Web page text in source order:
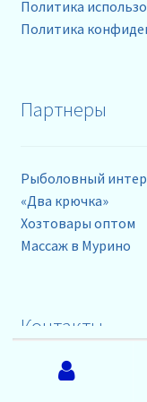
Политика
Политика
Партнеры
Рыболовный
«Два крючка»
Хозтовары оптом
Массаж в Мурино
Контакты